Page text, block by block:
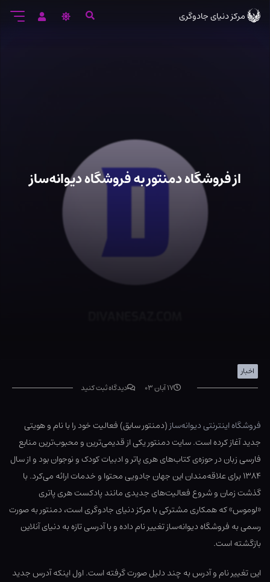
مرکز دنیای جادوگری
از فروشگاه دمنتور به فروشگاه دیوانه‌ساز
اخبار
۱۷ آبان ۰۳
دیدگاه ثبت کنید
فروشگاه اینترنتی دیوانه‌ساز(دمنتور سابق) فعالیت خود را با نام و هویتی
جدید آغاز کرده است. سایت دمنتور یکی از قدیمی‌ترین و محبوب‌ترین منابع
فارسی زبان در حوزه‌ی کتاب‌های هری پاتر و ادبیات کودک و نوجوان بود و از سال
۱۳۸۴ برای علاقه‌مندان این جهان جادویی محتوا و خدمات ارائه می‌کرد. با
گذشت زمان و شروع فعالیت‌های جدیدی مانند پادکست هری پاتری
«لوموس» که همکاری مشترکی با مرکز دنیای جادوگری است، دمنتور به صورت
رسمی به فروشگاه دیوانه‌ساز تغییر نام داده و با آدرسی تازه به دنیای آنلاین
بازگشته است.
این تغییر نام و آدرس به چند دلیل صورت گرفته است. اول اینکه آدرس جدید